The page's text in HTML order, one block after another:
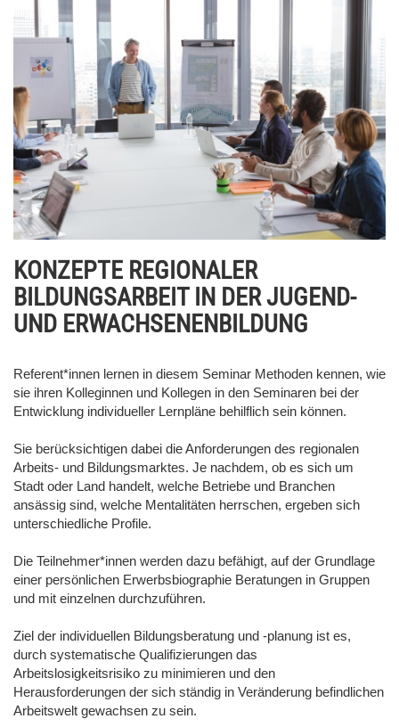
KONZEPTE REGIONALER
BILDUNGSARBEIT IN DER JUGEND-
UND ERWACHSENENBILDUNG
Referent*innen lernen in diesem Seminar Methoden kennen, wie
sie ihren Kolleginnen und Kollegen in den Seminaren bei der
Entwicklung individueller Lernpläne behilflich sein können.
Sie berücksichtigen dabei die Anforderungen des regionalen
Arbeits- und Bildungsmarktes. Je nachdem, ob es sich um
Stadt oder Land handelt, welche Betriebe und Branchen
ansässig sind, welche Mentalitäten herrschen, ergeben sich
unterschiedliche Profile.
Die Teilnehmer*innen werden dazu befähigt, auf der Grundlage
einer persönlichen Erwerbsbiographie Beratungen in Gruppen
und mit einzelnen durchzuführen.
Ziel der individuellen Bildungsberatung und -planung ist es,
durch systematische Qualifizierungen das
Arbeitslosigkeitsrisiko zu minimieren und den
Herausforderungen der sich ständig in Veränderung befindlichen
Arbeitswelt gewachsen zu sein.